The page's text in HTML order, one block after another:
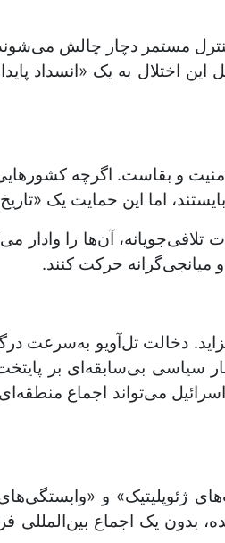
مستمر دچار چالش
این اختلال به یک «انسداد
و بقاست. اگرچه
اما این حمایت یک «تاریخ
آن‌ها را وادار
حرکت کنند.
دخالت تل‌آویو به‌سرعت
سیاسی بی‌سابقه‌ای بر
می‌تواند اجماع منطقه‌ای
ژئوپلیتیک» و
بدون یک اجماع بین‌المللی